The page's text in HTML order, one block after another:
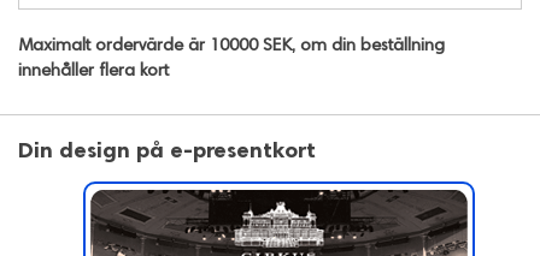
Maximalt ordervärde är 10000 SEK, om din beställning
innehåller flera kort
Din design på e-presentkort